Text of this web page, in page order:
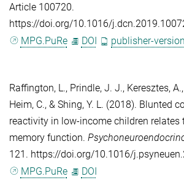
Article 100720.
https://doi.org/10.1016/
MPG.PuRe
DOI publisher-version
Raffington, L., Prindle, J. J., Keresztes, A.,
Heim, C., & Shing, Y. L. (2018). Blunted
reactivity in low-income children relates
memory function.
121. https://doi.org/10.1016/
MPG.PuRe
DOI